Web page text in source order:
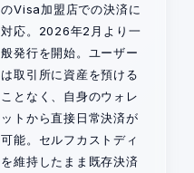
のVisa加盟店での決済に
対応。2026年2月より一
般発行を開始。ユーザー
は取引所に資産を預ける
ことなく、自身のウォレ
ットから直接日常決済が
可能。セルフカストディ
を維持したまま既存決済